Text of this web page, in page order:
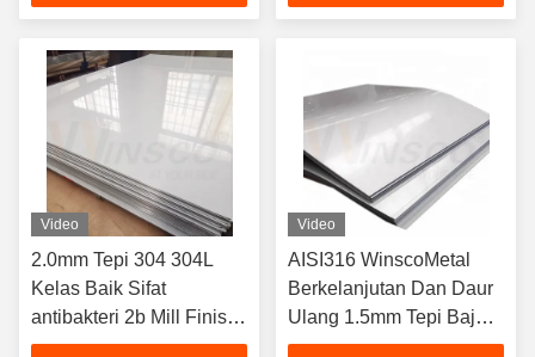
Video
2.0mm Tepi 304 304L
Kelas Baik Sifat
antibakteri 2b Mill Finish
Stainless Steel Cold
Video
AISI316 WinscoMetal
Berkelanjutan Dan Daur
Ulang 1.5mm Tepi Baja
Resipi 2B Selesai